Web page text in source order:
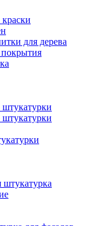
для дерева
штукатурка